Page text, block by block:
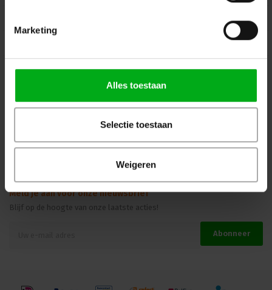
Marketing
Alles toestaan
Selectie toestaan
Weigeren
Veilig winkelen
Meld je aan voor onze nieuwsbrief
Blijf op de hoogte van onze laatste acties!
Abonneer